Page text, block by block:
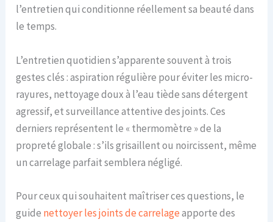
l’entretien qui conditionne réellement sa beauté dans
le temps.
L’entretien quotidien s’apparente souvent à trois
gestes clés : aspiration régulière pour éviter les micro-
rayures, nettoyage doux à l’eau tiède sans détergent
agressif, et surveillance attentive des joints. Ces
derniers représentent le « thermomètre » de la
propreté globale : s’ils grisaillent ou noircissent, même
un carrelage parfait semblera négligé.
Pour ceux qui souhaitent maîtriser ces questions, le
guide nettoyer les joints de carrelageapporte des